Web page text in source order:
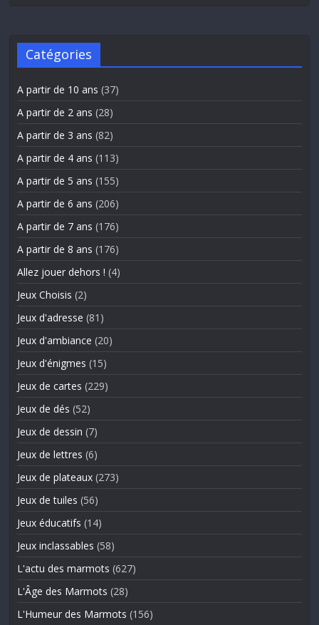
Catégories
A partir de 10 ans (37)
A partir de 2 ans (28)
A partir de 3 ans (82)
A partir de 4 ans (113)
A partir de 5 ans (155)
A partir de 6 ans (206)
A partir de 7 ans (176)
A partir de 8 ans (176)
Allez jouer dehors ! (4)
Jeux Choisis (2)
Jeux d'adresse (81)
Jeux d'ambiance (20)
Jeux d'énigmes (15)
Jeux de cartes (229)
Jeux de dés (52)
Jeux de dessin (7)
Jeux de lettres (6)
Jeux de plateaux (273)
Jeux de tuiles (56)
Jeux éducatifs (14)
Jeux inclassables (58)
L'actu des marmots (627)
L'Âge des Marmots (28)
L'Humeur des Marmots (156)